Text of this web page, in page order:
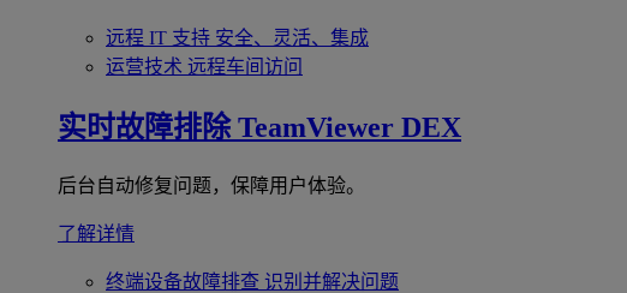
远程 IT 支持 安全、灵活、集成
运营技术 远程车间访问
实时故障排除 TeamViewer DEX
后台自动修复问题，保障用户体验。
了解详情
终端设备故障排查 识别并解决问题